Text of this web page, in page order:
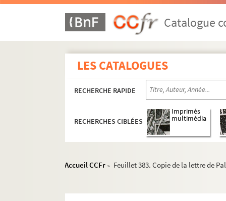
Catalogue
LES CATALOGUES
RECHERCHE RAPIDE
RECHERCHES CIBLÉES
Imprimés
multimédia
Accueil CCFr > Feuillet 383. Copie de la lettre de